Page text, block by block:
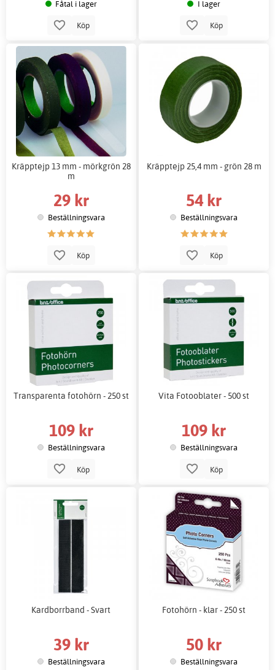
Fåtal i lager
Köp
I lager
Köp
Kräpptejp 13 mm - mörkgrön 28
m
29 kr
Beställningsvara
Köp
Kräpptejp 25,4 mm - grön 28 m
54 kr
Beställningsvara
Köp
Transparenta fotohörn - 250 st
109 kr
Beställningsvara
Köp
Vita Fotooblater - 500 st
109 kr
Beställningsvara
Köp
Kardborrband - Svart
39 kr
Beställningsvara
Fotohörn - klar - 250 st
50 kr
Beställningsvara